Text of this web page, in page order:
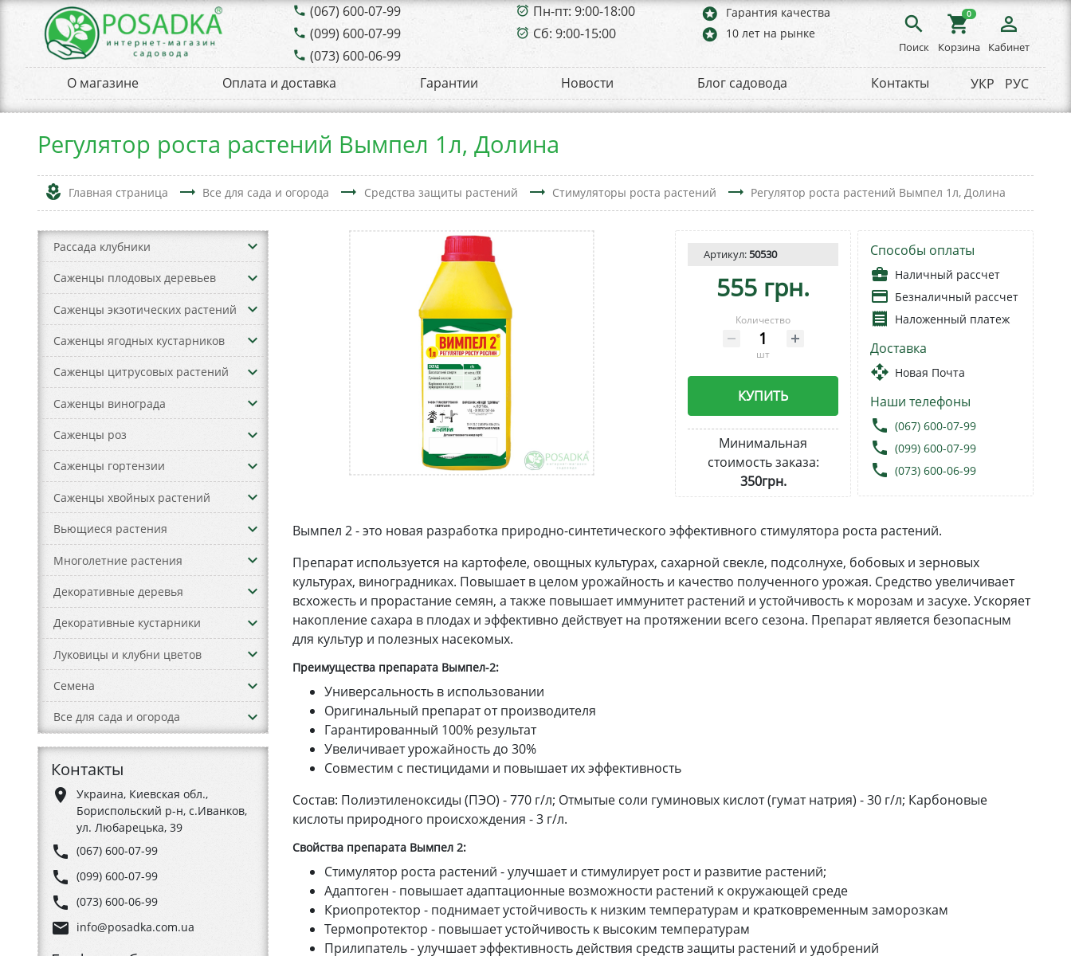
phone (067) 600-07-99
phone (099) 600-07-99
phone (073) 600-06-99
alarm_on Пн-пт: 9:00-18:00
alarm_on Сб: 9:00-15:00
stars Гарантия качества
stars 10 лет на рынке search
Поиск
shopping_cart
0
Корзина
person_outline
Кабинет
О магазине Оплата и доставка Гарантии Новости Блог садовода Контакты УКР РУС
Регулятор роста растений Вымпел 1л, Долина
local_florist Главная страница trending_flat Все для сада и огорода trending_flat Средства защиты растений trending_flat Стимуляторы роста растений trending_flat Регулятор роста растений Вымпел 1л, Долина
Рассада клубники keyboard_arrow_down
Саженцы плодовых деревьев keyboard_arrow_down
Саженцы экзотических растений keyboard_arrow_down
Саженцы ягодных кустарников keyboard_arrow_down
Саженцы цитрусовых растений keyboard_arrow_down
Саженцы винограда keyboard_arrow_down
Саженцы роз keyboard_arrow_down
Саженцы гортензии keyboard_arrow_down
Саженцы хвойных растений keyboard_arrow_down
Вьющиеся растения keyboard_arrow_down
Многолетние растения keyboard_arrow_down
Декоративные деревья keyboard_arrow_down
Декоративные кустарники keyboard_arrow_down
Луковицы и клубни цветов keyboard_arrow_down
Семена keyboard_arrow_down
Все для сада и огорода keyboard_arrow_down
Контакты
place
Украина, Киевская обл.,
Бориспольский р-н, с.Иванков,
ул. Любарецька, 39
phone (067) 600-07-99
phone (099) 600-07-99
phone (073) 600-06-99
email info@posadka.com.ua
Артикул:50530
555 грн.
Количество
шт
КУПИТЬ
Минимальная
стоимость заказа:
350грн.
Способы оплаты
business_center Наличный рассчет
payment Безналичный рассчет
receipt Наложенный платеж
Доставка
open_with Новая Почта
Наши телефоны
local_phone (067) 600-07-99
local_phone (099) 600-07-99
local_phone (073) 600-06-99
Вымпел 2 - это новая разработка природно-синтетического эффективного стимулятора роста растений.
Препарат используется на картофеле, овощных культурах, сахарной свекле, подсолнухе, бобовых и зерновых
культурах, виноградниках. Повышает в целом урожайность и качество полученного урожая. Средство увеличивает
всхожесть и прорастание семян, а также повышает иммунитет растений и устойчивость к морозам и засухе. Ускоряет
накопление сахара в плодах и эффективно действует на протяжении всего сезона. Препарат является безопасным
для культур и полезных насекомых.
Преимущества препарата Вымпел-2:
Универсальность в использовании
Оригинальный препарат от производителя
Гарантированный 100% результат
Увеличивает урожайность до 30%
Совместим с пестицидами и повышает их эффективность
Состав: Полиэтиленоксиды (ПЭО) - 770 г/л; Отмытые соли гуминовых кислот (гумат натрия) - 30 г/л; Карбоновые
кислоты природного происхождения - 3 г/л.
Свойства препарата Вымпел 2:
Стимулятор роста растений - улучшает и стимулирует рост и развитие растений;
Адаптоген - повышает адаптационные возможности растений к окружающей среде
Криопротектор - поднимает устойчивость к низким температурам и кратковременным заморозкам
Термопротектор - повышает устойчивость к высоким температурам
Прилипатель - улучшает эффективность действия средств защиты растений и удобрений